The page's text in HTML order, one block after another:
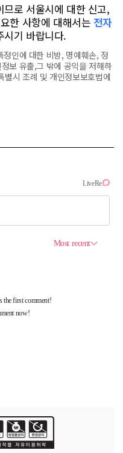
로 서울시에 대한 신고,
한 사항에 대해서는 전자
시기 바랍니다.
인에 대한 비방, 명예훼손, 정
보 유출,그 밖에 공익을 저해하
별시 조례 및 개인정보보호법에